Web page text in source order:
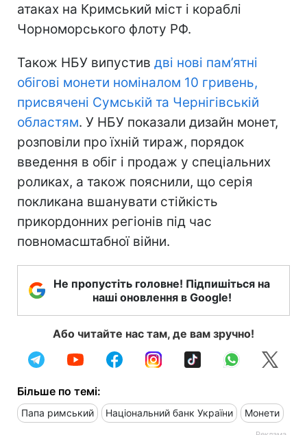
атаках на Кримський міст і кораблі
Чорноморського флоту РФ.
Також НБУ випустив дві нові пам’ятні
обігові монети номіналом 10 гривень,
присвячені Сумській та Чернігівській
областям. У НБУ показали дизайн монет,
розповіли про їхній тираж, порядок
введення в обіг і продаж у спеціальних
роликах, а також пояснили, що серія
покликана вшанувати стійкість
прикордонних регіонів під час
повномасштабної війни.
Не пропустіть головне! Підпишіться на
наші оновлення в Google!
Або читайте нас там, де вам зручно!
Більше по темі:
Папа римський Національний банк України Монети